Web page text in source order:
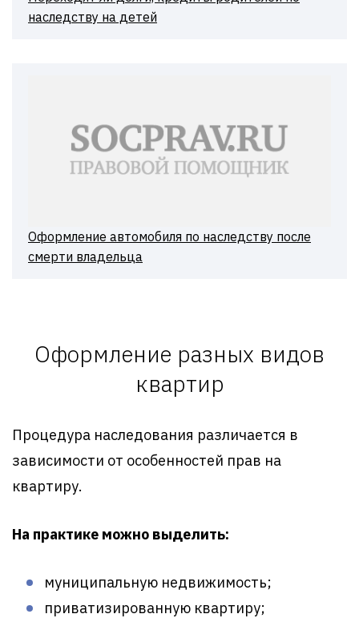
наследству на детей
Оформление автомобиля по наследству после
смерти владельца
Оформление разных видов
квартир
Процедура наследования различается в
зависимости от особенностей прав на
квартиру.
На практике можно выделить:
муниципальную недвижимость;
приватизированную квартиру;